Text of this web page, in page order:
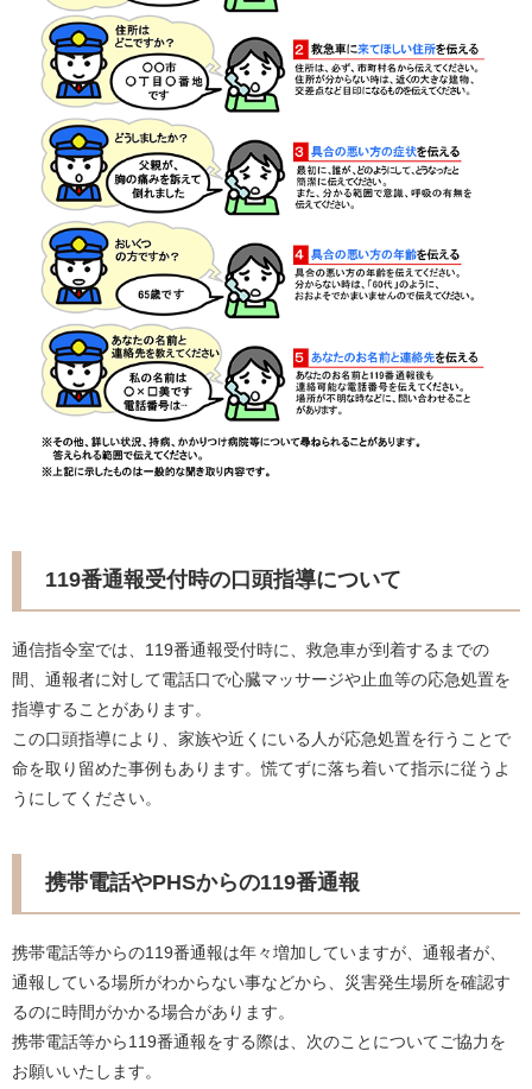
119番通報受付時の口頭指導について
通信指令室では、119番通報受付時に、救急車が到着するまでの
間、通報者に対して電話口で心臓マッサージや止血等の応急処置を
指導することがあります。
この口頭指導により、家族や近くにいる人が応急処置を行うことで
命を取り留めた事例もあります。慌てずに落ち着いて指示に従うよ
うにしてください。
携帯電話やPHSからの119番通報
携帯電話等からの119番通報は年々増加していますが、通報者が、
通報している場所がわからない事などから、災害発生場所を確認す
るのに時間がかかる場合があります。
携帯電話等から119番通報をする際は、次のことについてご協力を
お願いいたします。